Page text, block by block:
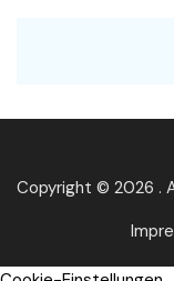
Copyright © 2026 .